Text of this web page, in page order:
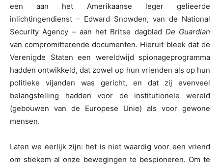
een aan het Amerikaanse leger gelieerde
inlichtingendienst – Edward Snowden, van de National
Security Agency – aan het Britse dagblad De Guardian
van compromitterende documenten. Hieruit bleek dat de
Verenigde Staten een wereldwijd spionageprogramma
hadden ontwikkeld, dat zowel op hun vrienden als op hun
politieke vijanden was gericht, en dat zij evenveel
belangstelling hadden voor de institutionele wereld
(gebouwen van de Europese Unie) als voor gewone
mensen.
Laten we eerlijk zijn: het is niet waardig voor een vriend
om stiekem al onze bewegingen te bespioneren. Om te